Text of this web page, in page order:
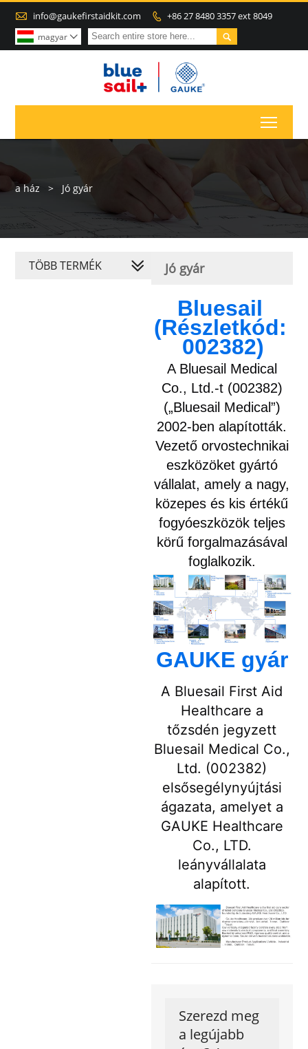
 info@gaukefirstaidkit.com  +86 27 8480 3357 ext 8049

magyar 
a ház > Jó gyár
Jó gyár
Bluesail
(Részletkód:
002382)
A Bluesail Medical
Co., Ltd.-t (002382)
(„Bluesail Medical”)
2002-ben alapították.
Vezető orvostechnikai
eszközöket gyártó
vállalat, amely a nagy,
közepes és kis értékű
fogyóeszközök teljes
körű forgalmazásával
foglalkozik.
GAUKE gyár
A Bluesail First Aid
Healthcare a
tőzsdén jegyzett
Bluesail Medical Co.,
Ltd. (002382)
elsősegélynyújtási
ágazata, amelyet a
GAUKE Healthcare
Co., LTD.
leányvállalata
alapított.
Szerezd meg
a legújabb
TÖBB TERMÉK